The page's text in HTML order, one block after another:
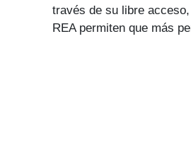
través de su libre
REA permiten que más